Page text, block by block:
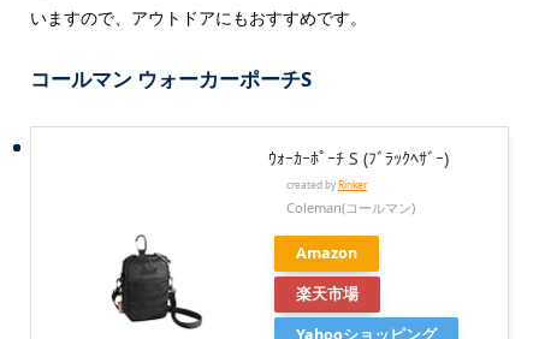
いますので、アウトドアにもおすすめです。
コールマン ウォーカーポーチS
ｳｫｰｶｰﾎﾟｰﾁ S (ﾌﾞﾗｯｸﾍｻﾞｰ)
created byRinker
Coleman(コールマン)
Amazon
楽天市場
Yahooショッピング